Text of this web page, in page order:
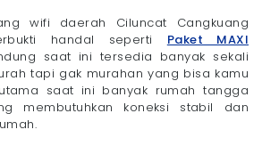
wifi daerah Ciluncat Cangkuang
handal seperti Paket MAXI
saat ini tersedia banyak sekali
tapi gak murahan yang bisa kamu
saat ini banyak rumah tangga
membutuhkan koneksi stabil dan